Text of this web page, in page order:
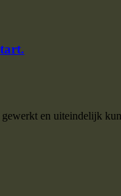
en uiteindelijk